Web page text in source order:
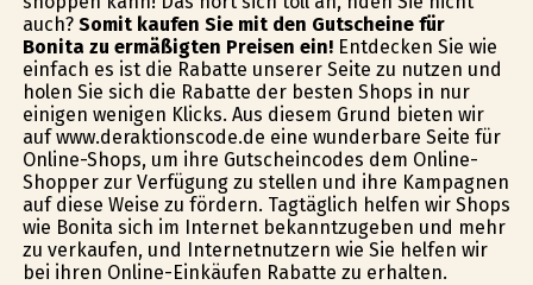
auch? Somit kaufen Sie mit den Gutscheine für
Bonita zu ermäßigten Preisen ein!Entdecken Sie wie
einfach es ist die Rabatte unserer Seite zu nutzen und
holen Sie sich die Rabatte der besten Shops in nur
einigen wenigen Klicks. Aus diesem Grund bieten wir
auf www.deraktionscode.de eine wunderbare Seite für
Online-Shops, um ihre Gutscheincodes dem Online-
Shopper zur Verfügung zu stellen und ihre Kampagnen
auf diese Weise zu fördern. Tagtäglich helfen wir Shops
wie Bonita sich im Internet bekanntzugeben und mehr
zu verkaufen, und Internetnutzern wie Sie helfen wir
bei ihren Online-Einkäufen Rabatte zu erhalten.